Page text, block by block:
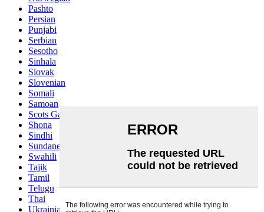
Pashto
Persian
Punjabi
Serbian
Sesotho
Sinhala
Slovak
Slovenian
Somali
Samoan
Scots Gaelic
Shona
Sindhi
Sundanese
Swahili
Tajik
Tamil
Telugu
Thai
Ukrainian